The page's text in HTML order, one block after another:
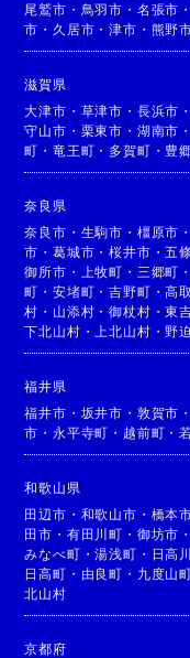
尾鷲市 ・ 鳥羽市 ・ 名張市 ・
市 ・ 久居市 ・津市 ・ 熊野
滋賀県
大津市 ・ 草津市 ・ 長浜市 ・
守山市 ・ 栗東市 ・ 湖南市
町 ・竜王町 ・ 多賀町 ・ 豊
奈良県
奈良市 ・ 生駒市 ・ 橿原市
市 ・葛城市 ・桜井市 ・五
御所市 ・ 上牧町 ・ 三郷町
町 ・安堵町 ・吉野町 ・高
村 ・ 山添村 ・御杖村 ・東
下北山村 ・ 上北山村 ・野
福井県
福井市 ・ 坂井市 ・ 敦賀市 ・
市 ・永平寺町 ・ 越前町 ・
和歌山県
田辺市 ・ 和歌山市 ・ 橋本
田市 ・ 有田川町 ・ 御坊市 ・
みなべ町 ・湯浅町 ・ 日高
日高町 ・ 由良町 ・ 九度山
北山村
京都府